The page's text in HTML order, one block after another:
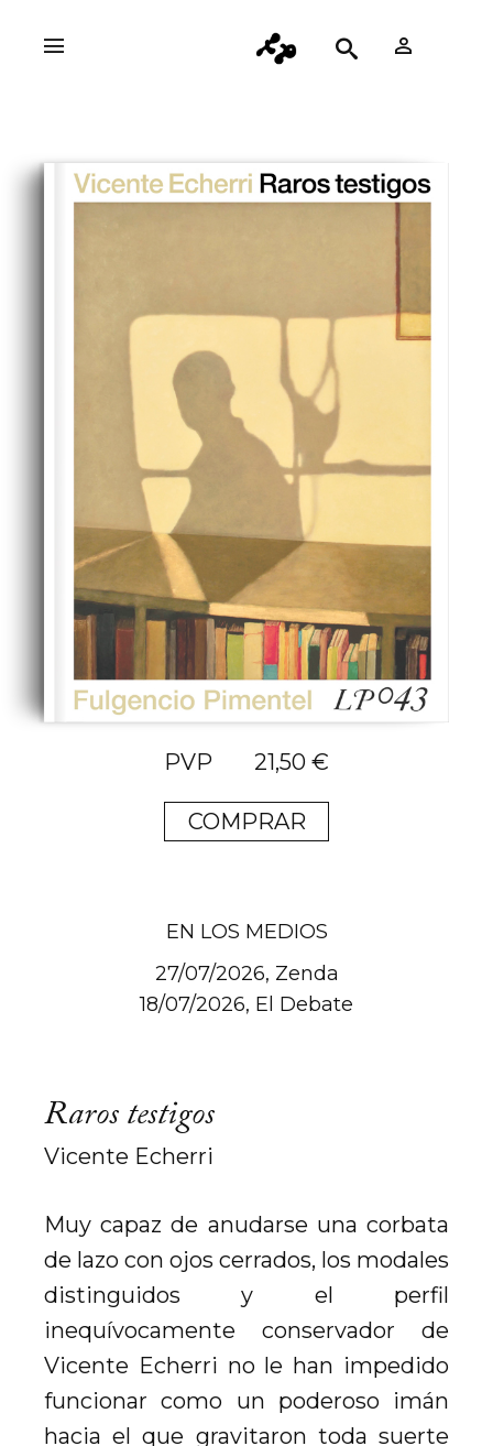
21,50 €
COMPRAR
EN LOS MEDIOS
27/07/2026, Zenda
18/07/2026, El Debate
Raros testigos
Vicente Echerri
Muy capaz de anudarse una corbata
de lazo con ojos cerrados, los modales
distinguidos y el perfil
inequívocamente conservador de
Vicente Echerri no le han impedido
funcionar como un poderoso imán
hacia el que gravitaron toda suerte